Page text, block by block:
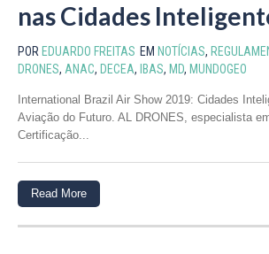
nas Cidades
POR EDUARDO FREITAS EM NOTÍCIAS,
DRONES, ANAC, DECEA, IBAS, MD, MUNDOGEO
International Brazil Air Show 2019: Cidades
Aviação do Futuro. AL DRONES, especialista
Certificação...
Read More